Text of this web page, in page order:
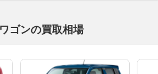
ゴンの買取相場